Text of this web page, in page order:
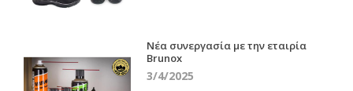
Νέα συνεργασία με την εταιρία
Brunox
3/4/2025